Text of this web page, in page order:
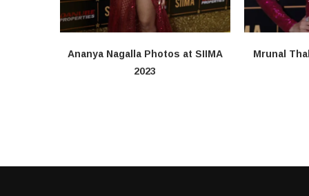
Ananya Nagalla Photos at SIIMA
2023
Mrunal